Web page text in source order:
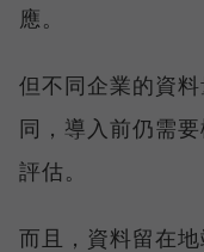
應。
但不同企業的資
同，導入前仍需
評估。
而且，資料留在